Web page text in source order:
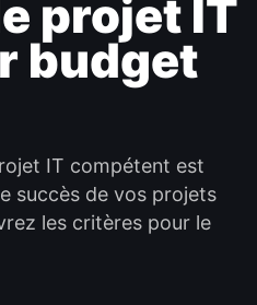
projet IT
budget
IT compétent est
succès de vos projets
les critères pour le